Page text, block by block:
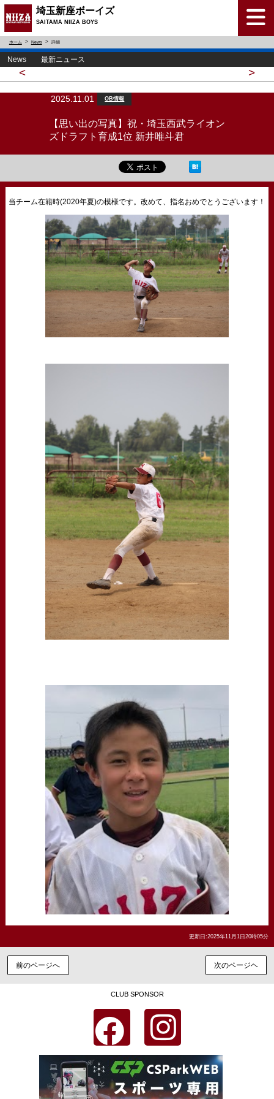
埼玉新座ボーイズ
SAITAMA NIIZA BOYS
ホーム News 詳細
News 最新ニュース
< >
2025.11.01 OB情報
【思い出の写真】祝・埼玉西武ライオン
ズドラフト育成1位 新井唯斗君
当チーム在籍時(2020年夏)の模様です。改めて、指名おめでとうございます！
更新日:2025年11月1日20時05分
前のページへ 次のページヘ
CLUB SPONSOR